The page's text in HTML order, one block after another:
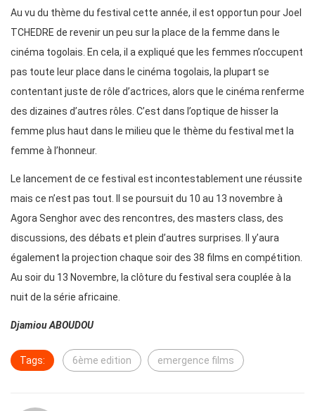
Au vu du thème du festival cette année, il est opportun pour Joel
TCHEDRE de revenir un peu sur la place de la femme dans le
cinéma togolais. En cela, il a expliqué que les femmes n’occupent
pas toute leur place dans le cinéma togolais, la plupart se
contentant juste de rôle d’actrices, alors que le cinéma renferme
des dizaines d’autres rôles. C’est dans l’optique de hisser la
femme plus haut dans le milieu que le thème du festival met la
femme à l’honneur.
Le lancement de ce festival est incontestablement une réussite
mais ce n’est pas tout. Il se poursuit du 10 au 13 novembre à
Agora Senghor avec des rencontres, des masters class, des
discussions, des débats et plein d’autres surprises. Il y’aura
également la projection chaque soir des 38 films en compétition.
Au soir du 13 Novembre, la clôture du festival sera couplée à la
nuit de la série africaine.
Djamiou ABOUDOU
Tags: 6ème edition emergence films